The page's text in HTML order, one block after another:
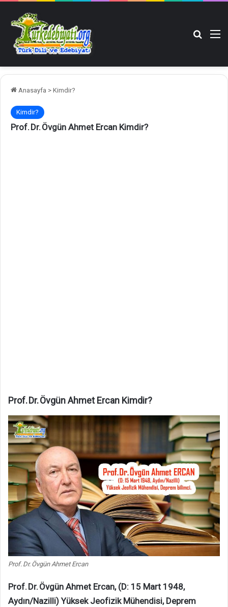
Anasayfa > Kimdir?
Kimdir?
Prof. Dr. Övgün Ahmet Ercan Kimdir?
Prof. Dr. Övgün Ahmet Ercan Kimdir?
Prof. Dr. Övgün Ahmet Ercan
Prof. Dr. Övgün Ahmet Ercan, (D: 15 Mart 1948,
Aydın/Nazilli) Yüksek Jeofizik Mühendisi, Deprem